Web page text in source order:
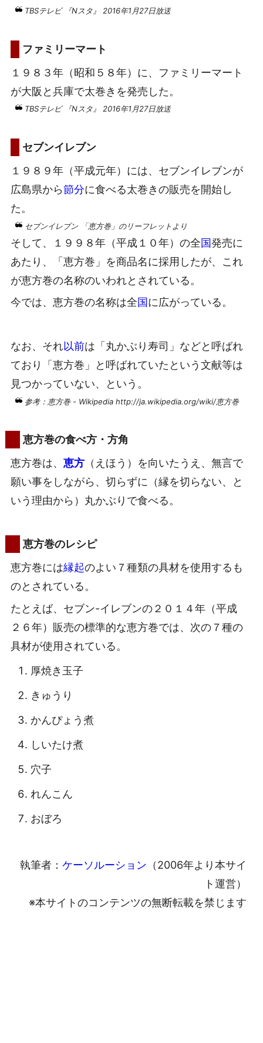
TBSテレビ 『Nスタ』 2016年1月27日放送
ファミリーマート
１９８３年（昭和５８年）に、ファミリーマート
が大阪と兵庫で太巻きを発売した。
TBSテレビ 『Nスタ』 2016年1月27日放送
セブンイレブン
１９８９年（平成元年）には、セブンイレブンが
広島県から節分に食べる太巻きの販売を開始し
た。
セブンイレブン 「恵方巻」のリーフレットより
そして、１９９８年（平成１０年）の全国発売に
あたり、「恵方巻」を商品名に採用したが、これ
が恵方巻の名称のいわれとされている。
今では、恵方巻の名称は全国に広がっている。
なお、それ以前は「丸かぶり寿司」などと呼ばれ
ており「恵方巻」と呼ばれていたという文献等は
見つかっていない、という。
参考：恵方巻 - Wikipedia http://ja.wikipedia.org/wiki/恵方巻
恵方巻の食べ方・方角
恵方巻は、 恵方 （えほう）を向いたうえ、無言で
願い事をしながら、切らずに（縁を切らない、と
いう理由から）丸かぶりで食べる。
恵方巻のレシピ
恵方巻には縁起のよい７種類の具材を使用するも
のとされている。
たとえば、セブン-イレブンの２０１４年（平成
２６年）販売の標準的な恵方巻では、次の７種の
具材が使用されている。
厚焼き玉子
きゅうり
かんぴょう煮
しいたけ煮
穴子
れんこん
おぼろ
執筆者： ケーソルーション （2006年より本サイ
ト運営）
※本サイトのコンテンツの無断転載を禁じます